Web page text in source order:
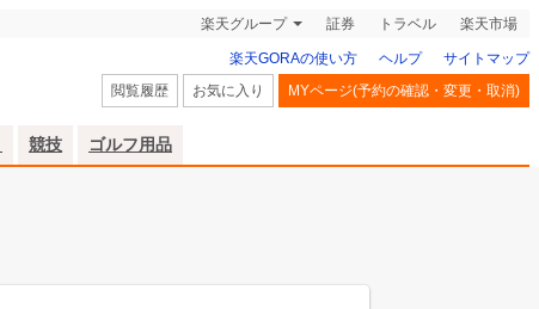
楽天グループ 証券 トラベル 楽天市場
楽天GORAの使い方 ヘルプ
サイトマップ
閲覧履歴
お気に入り MYページ(予約の確認・変更・取消)
競技 ゴルフ用品